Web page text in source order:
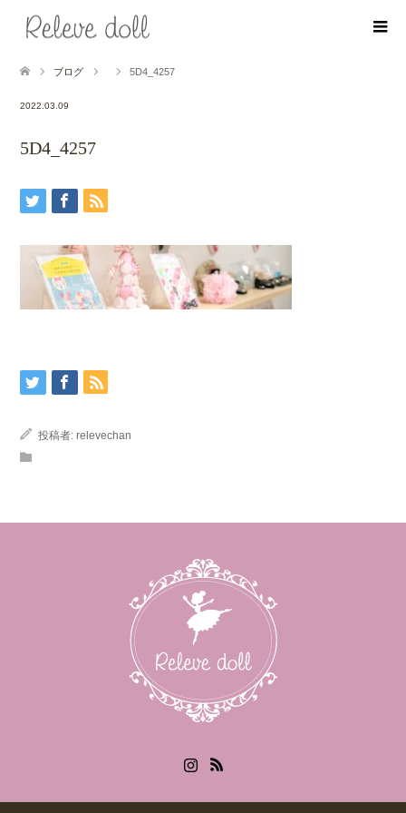
ブログ 5D4_4257
2022.03.09
5D4_4257
投稿者: relevechan